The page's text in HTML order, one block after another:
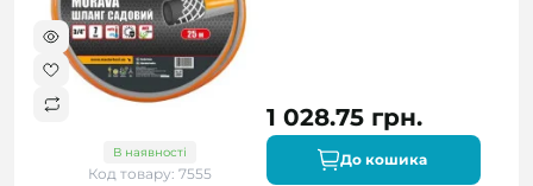
В наявності
Код товару: 7555
1 028.75 грн.
До кошика